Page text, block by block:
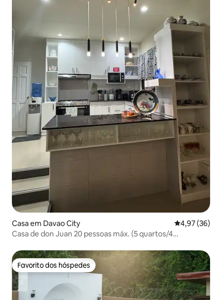
Casa em Davao City Classificação
4,97 (36)
Casa de don Juan 20 pessoas máx. (5 quartos/4
Favorito dos hóspedes
Favorito dos hóspedes